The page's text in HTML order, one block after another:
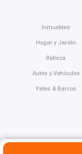
Inmuebles
Hogar y Jardín
Belleza
Autos y Vehículos
Yates & Barcos